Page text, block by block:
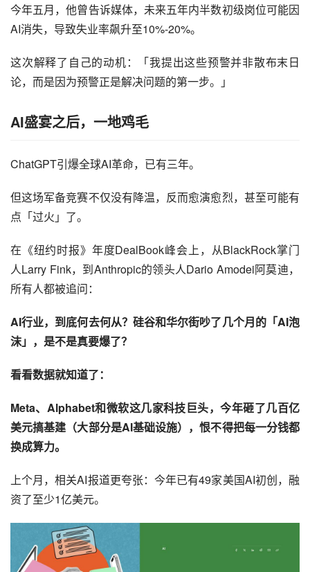
今年五月，他曾告诉媒体，未来五年内半数初级岗位可能因
AI消失，导致失业率飙升至10%-20%。
这次解释了自己的动机：「我提出这些预警并非散布末日
论，而是因为预警正是解决问题的第一步。」
AI盛宴之后，一地鸡毛
ChatGPT引爆全球AI革命，已有三年。
但这场军备竞赛不仅没有降温，反而愈演愈烈，甚至可能有
点「过火」了。
在《纽约时报》年度DealBook峰会上，从BlackRock掌门
人Larry Fink，到Anthropic的领头人Dario Amodei阿莫迪，
所有人都被追问：
AI行业，到底何去何从？硅谷和华尔街吵了几个月的「AI泡
沫」，是不是真要爆了？
看看数据就知道了：
Meta、Alphabet和微软这几家科技巨头，今年砸了几百亿
美元搞基建（大部分是AI基础设施），恨不得把每一分钱都
换成算力。
上个月，相关AI报道更夸张：今年已有49家美国AI初创，融
资了至少1亿美元。